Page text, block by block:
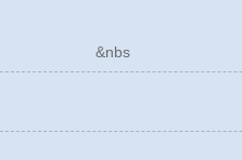
&nbs